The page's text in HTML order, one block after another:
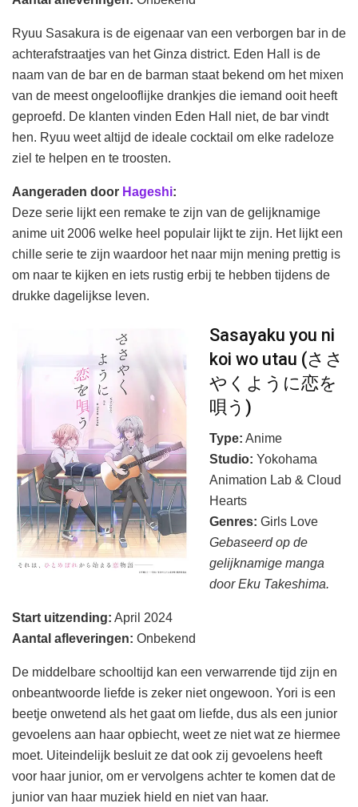
Ryuu Sasakura is de eigenaar van een verborgen bar in de
achterafstraatjes van het Ginza district. Eden Hall is de
naam van de bar en de barman staat bekend om het mixen
van de meest ongelooflijke drankjes die iemand ooit heeft
geproefd. De klanten vinden Eden Hall niet, de bar vindt
hen. Ryuu weet altijd de ideale cocktail om elke radeloze
ziel te helpen en te troosten.
Aangeraden door Hageshi:
Deze serie lijkt een remake te zijn van de gelijknamige
anime uit 2006 welke heel populair lijkt te zijn. Het lijkt een
chille serie te zijn waardoor het naar mijn mening prettig is
om naar te kijken en iets rustig erbij te hebben tijdens de
drukke dagelijkse leven.
Sasayaku you ni
koi wo utau (ささ
やくように恋を
唄う)
Type: Anime
Studio: Yokohama
Animation Lab & Cloud
Hearts
Genres: Girls Love
Gebaseerd op de
gelijknamige manga
door Eku Takeshima.
Start uitzending: April 2024
Aantal afleveringen: Onbekend
De middelbare schooltijd kan een verwarrende tijd zijn en
onbeantwoorde liefde is zeker niet ongewoon. Yori is een
beetje onwetend als het gaat om liefde, dus als een junior
gevoelens aan haar opbiecht, weet ze niet wat ze hiermee
moet. Uiteindelijk besluit ze dat ook zij gevoelens heeft
voor haar junior, om er vervolgens achter te komen dat de
junior van haar muziek hield en niet van haar.